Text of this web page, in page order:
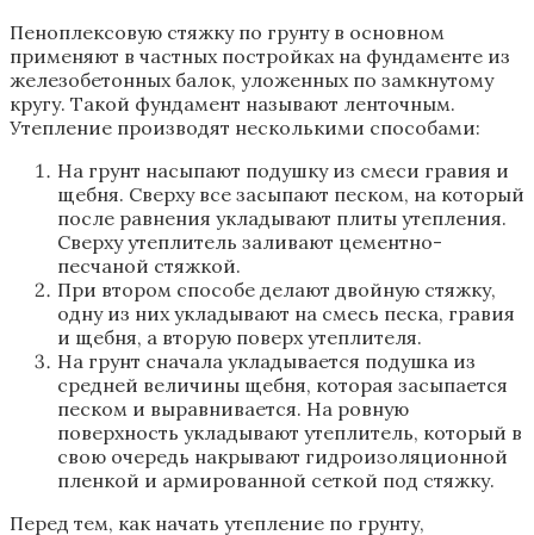
Пеноплексовую стяжку по грунту в основном
применяют в частных постройках на фундаменте из
железобетонных балок, уложенных по замкнутому
кругу. Такой фундамент называют ленточным.
Утепление производят несколькими способами:
На грунт насыпают подушку из смеси гравия и
щебня. Сверху все засыпают песком, на который
после равнения укладывают плиты утепления.
Сверху утеплитель заливают цементно-
песчаной стяжкой.
При втором способе делают двойную стяжку,
одну из них укладывают на смесь песка, гравия
и щебня, а вторую поверх утеплителя.
На грунт сначала укладывается подушка из
средней величины щебня, которая засыпается
песком и выравнивается. На ровную
поверхность укладывают утеплитель, который в
свою очередь накрывают гидроизоляционной
пленкой и армированной сеткой под стяжку.
Перед тем, как начать утепление по грунту,